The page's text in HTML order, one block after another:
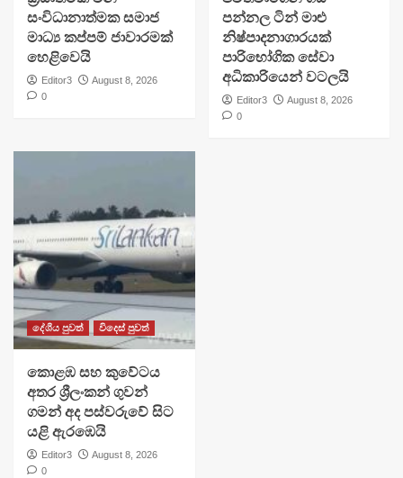
සංවිධානාත්මක සමාජ
මාධ්‍ය කප්පම් ජාවාරමක්
හෙළිවෙයි
Editor3
August 8, 2026
0
පන්නල ටින් මාළු
නිෂ්පාදනාගාරයක්
පාරිභෝගික සේවා
අධිකාරියෙන් වටලයි
Editor3
August 8, 2026
0
දේශීය පුවත් විදෙස් පුවත්
​කොළඹ සහ කුවේටය
අතර ශ්‍රීලංකන් ගුවන්
ගමන් අද පස්වරුවේ සිට
යළි ඇරඹෙයි
Editor3
August 8, 2026
0